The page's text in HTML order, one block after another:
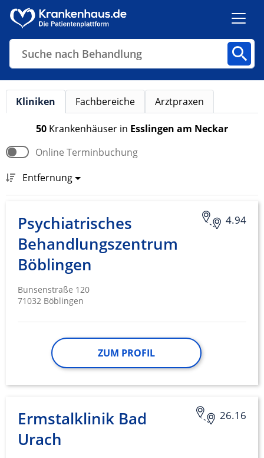
Suche nach Behandlung
Kliniken Fachbereiche Arztpraxen
50 Krankenhäuser in Esslingen am Neckar
Online Terminbuchung
Entfernung
4.94
Psychiatrisches
Behandlungszentrum
Böblingen
Bunsenstraße 120
71032 Böblingen
ZUM PROFIL
26.16
Ermstalklinik Bad
Urach